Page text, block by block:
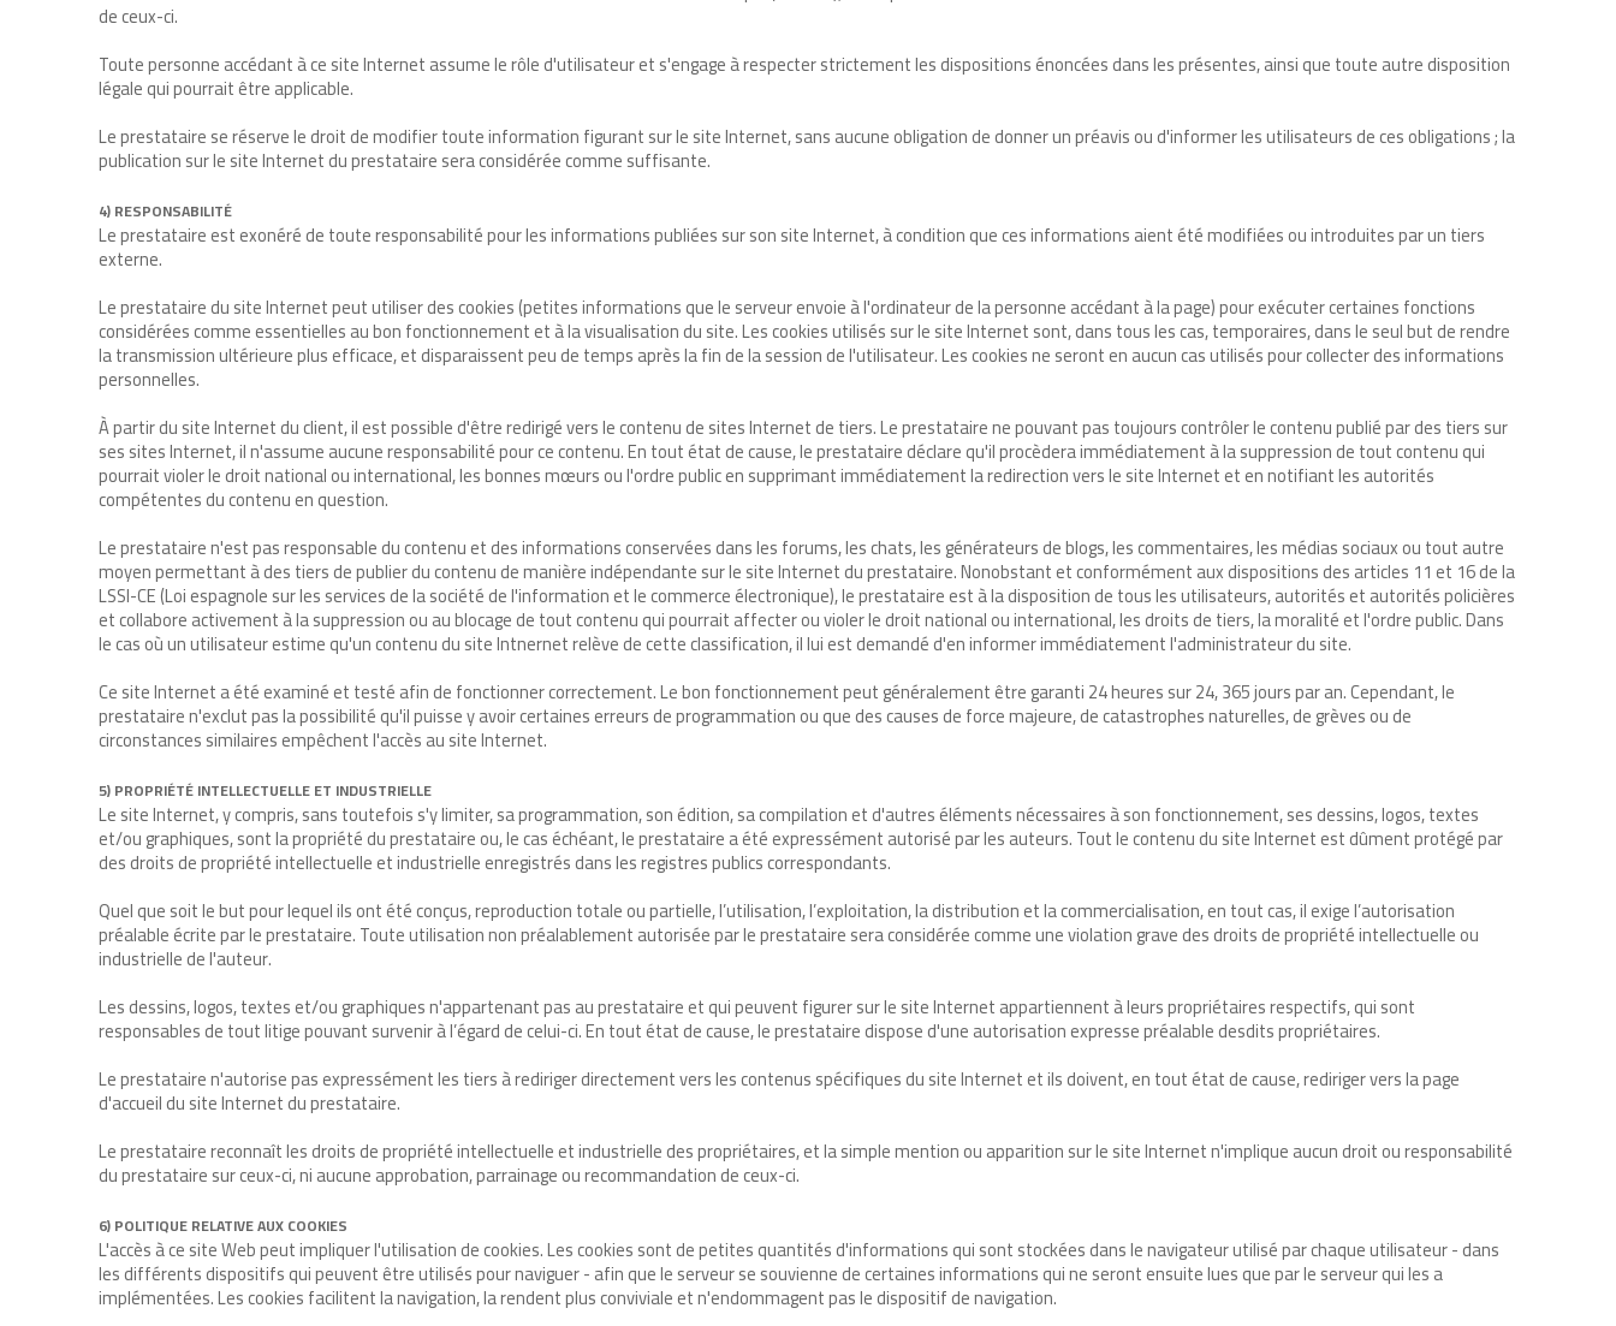
de ceux-ci.
Toute personne accédant à ce site Internet assume le rôle d'utilisateur et s'engage à respecter strictement les dispositions énoncées dans les présentes, ainsi que toute autre disposition
légale qui pourrait être applicable.
Le prestataire se réserve le droit de modifier toute information figurant sur le site Internet, sans aucune obligation de donner un préavis ou d'informer les utilisateurs de ces obligations ; la
publication sur le site Internet du prestataire sera considérée comme suffisante.
4) RESPONSABILITÉ
Le prestataire est exonéré de toute responsabilité pour les informations publiées sur son site Internet, à condition que ces informations aient été modifiées ou introduites par un tiers
externe.
Le prestataire du site Internet peut utiliser des cookies (petites informations que le serveur envoie à l'ordinateur de la personne accédant à la page) pour exécuter certaines fonctions
considérées comme essentielles au bon fonctionnement et à la visualisation du site. Les cookies utilisés sur le site Internet sont, dans tous les cas, temporaires, dans le seul but de rendre
la transmission ultérieure plus efficace, et disparaissent peu de temps après la fin de la session de l'utilisateur. Les cookies ne seront en aucun cas utilisés pour collecter des informations
personnelles.
À partir du site Internet du client, il est possible d'être redirigé vers le contenu de sites Internet de tiers. Le prestataire ne pouvant pas toujours contrôler le contenu publié par des tiers sur
ses sites Internet, il n'assume aucune responsabilité pour ce contenu. En tout état de cause, le prestataire déclare qu'il procèdera immédiatement à la suppression de tout contenu qui
pourrait violer le droit national ou international, les bonnes mœurs ou l'ordre public en supprimant immédiatement la redirection vers le site Internet et en notifiant les autorités
compétentes du contenu en question.
Le prestataire n'est pas responsable du contenu et des informations conservées dans les forums, les chats, les générateurs de blogs, les commentaires, les médias sociaux ou tout autre
moyen permettant à des tiers de publier du contenu de manière indépendante sur le site Internet du prestataire. Nonobstant et conformément aux dispositions des articles 11 et 16 de la
LSSI-CE (Loi espagnole sur les services de la société de l'information et le commerce électronique), le prestataire est à la disposition de tous les utilisateurs, autorités et autorités policières
et collabore activement à la suppression ou au blocage de tout contenu qui pourrait affecter ou violer le droit national ou international, les droits de tiers, la moralité et l'ordre public. Dans
le cas où un utilisateur estime qu'un contenu du site Intnernet relève de cette classification, il lui est demandé d'en informer immédiatement l'administrateur du site.
Ce site Internet a été examiné et testé afin de fonctionner correctement. Le bon fonctionnement peut généralement être garanti 24 heures sur 24, 365 jours par an. Cependant, le
prestataire n'exclut pas la possibilité qu'il puisse y avoir certaines erreurs de programmation ou que des causes de force majeure, de catastrophes naturelles, de grèves ou de
circonstances similaires empêchent l'accès au site Internet.
5) PROPRIÉTÉ INTELLECTUELLE ET INDUSTRIELLE
Le site Internet, y compris, sans toutefois s'y limiter, sa programmation, son édition, sa compilation et d'autres éléments nécessaires à son fonctionnement, ses dessins, logos, textes
et/ou graphiques, sont la propriété du prestataire ou, le cas échéant, le prestataire a été expressément autorisé par les auteurs. Tout le contenu du site Internet est dûment protégé par
des droits de propriété intellectuelle et industrielle enregistrés dans les registres publics correspondants.
Quel que soit le but pour lequel ils ont été conçus, reproduction totale ou partielle, l’utilisation, l’exploitation, la distribution et la commercialisation, en tout cas, il exige l’autorisation
préalable écrite par le prestataire. Toute utilisation non préalablement autorisée par le prestataire sera considérée comme une violation grave des droits de propriété intellectuelle ou
industrielle de l'auteur.
Les dessins, logos, textes et/ou graphiques n'appartenant pas au prestataire et qui peuvent figurer sur le site Internet appartiennent à leurs propriétaires respectifs, qui sont
responsables de tout litige pouvant survenir à l’égard de celui-ci. En tout état de cause, le prestataire dispose d'une autorisation expresse préalable desdits propriétaires.
Le prestataire n'autorise pas expressément les tiers à rediriger directement vers les contenus spécifiques du site Internet et ils doivent, en tout état de cause, rediriger vers la page
d'accueil du site Internet du prestataire.
Le prestataire reconnaît les droits de propriété intellectuelle et industrielle des propriétaires, et la simple mention ou apparition sur le site Internet n'implique aucun droit ou responsabilité
du prestataire sur ceux-ci, ni aucune approbation, parrainage ou recommandation de ceux-ci.
6) POLITIQUE RELATIVE AUX COOKIES
L'accès à ce site Web peut impliquer l'utilisation de cookies. Les cookies sont de petites quantités d'informations qui sont stockées dans le navigateur utilisé par chaque utilisateur - dans
les différents dispositifs qui peuvent être utilisés pour naviguer - afin que le serveur se souvienne de certaines informations qui ne seront ensuite lues que par le serveur qui les a
implémentées. Les cookies facilitent la navigation, la rendent plus conviviale et n'endommagent pas le dispositif de navigation.